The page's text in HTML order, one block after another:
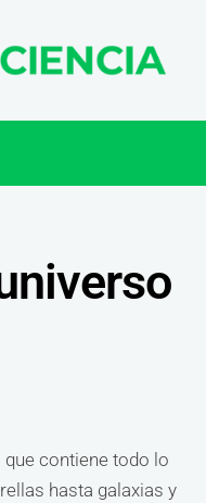
contiene todo lo
hasta galaxias y